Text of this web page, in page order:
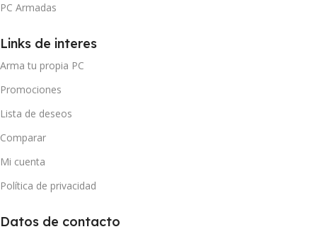
PC Armadas
Links de interes
Arma tu propia PC
Promociones
Lista de deseos
Comparar
Mi cuenta
Política de privacidad
Datos de contacto